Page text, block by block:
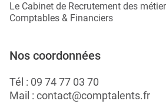
Le Cabinet de Recrutement des
Comptables & Financiers
Nos coordonnées
Tél : 09 74 77 03 70
Mail : contact@comptalents.fr